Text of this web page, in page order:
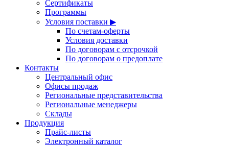
Сертификаты
Программы
Условия поставки ▶
По счетам-оферты
Условия доставки
По договорам с отсрочкой
По договорам о предоплате
Контакты
Центральный офис
Офисы продаж
Региональные представительства
Региональные менеджеры
Склады
Продукция
Прайс-листы
Электронный каталог